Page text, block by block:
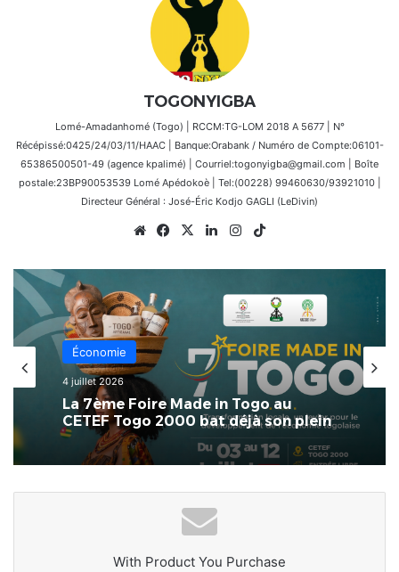
TOGONYIGBA
Lomé-Amadanhomé (Togo) | RCCM:TG-LOM 2018 A 5677 | N°
Récépissé:0425/24/03/11/HAAC | Banque:Orabank / Numéro de Compte:06101-
65386500501-49 (agence kpalimé) | Courriel:togonyigba@gmail.com | Boîte
postale:23BP90053539 Lomé Apédokoè | Tel:(00228) 99460630/93921010 |
Directeur Général : José-Éric Kodjo GAGLI (LeDivin)
WebsiteFacebook
X LinkedinInstagram
Économie
4 juillet 2026
La 7ème Foire Made in Togo au
CETEF Togo 2000 bat déjà son plein
With Product You Purchase